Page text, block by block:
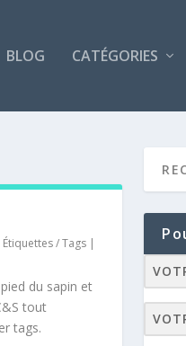
BLOG CATÉGORIES
Étiquettes / Tags|
du sapin et
tout
tags.